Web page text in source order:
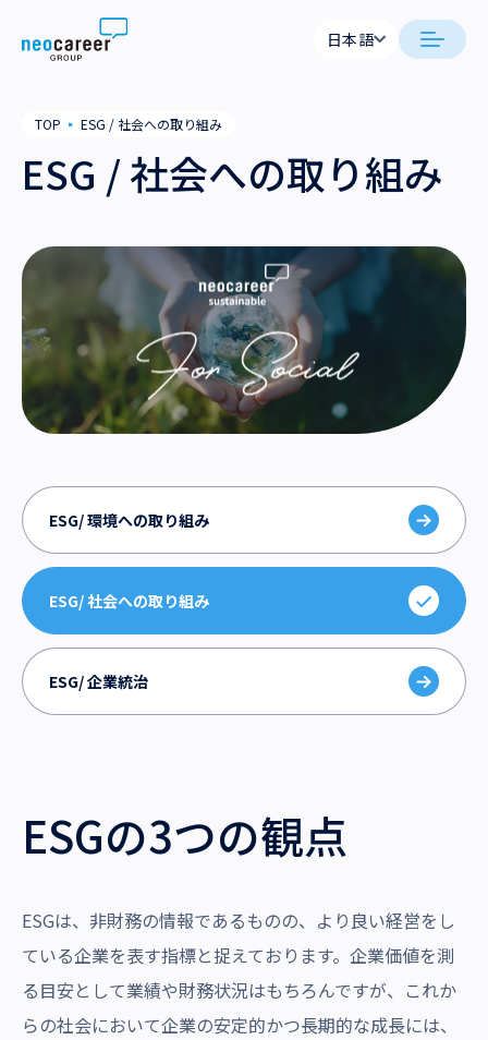
Skip to content
日本語
代表メッセージ
事業内容
就労支援
業務支援
役員一覧
沿革・受賞歴
サステナビリティ
採用情報
日本語
TOP ▪ ESG / 社会への取り組み
ESG / 社会への取り組み
ESG/ 環境への取り組み
ESG/ 社会への取り組み
ESG/ 企業統治
ESGの3つの観点
ESGは、非財務の情報であるものの、より良い経営をし
ている企業を表す指標と捉えております。企業価値を測
る目安として業績や財務状況はもちろんですが、これか
らの社会において企業の安定的かつ長期的な成長には、